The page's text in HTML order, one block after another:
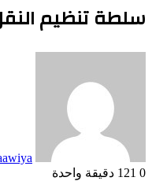
سلطة تنظيم
0
دقيقة واحدة